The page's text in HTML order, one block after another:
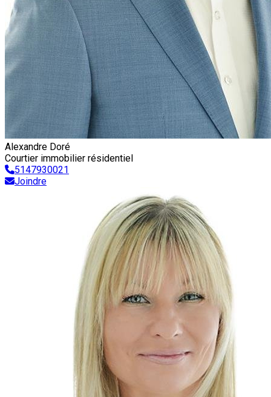
Alexandre Doré
Courtier immobilier résidentiel
5147930021
Joindre